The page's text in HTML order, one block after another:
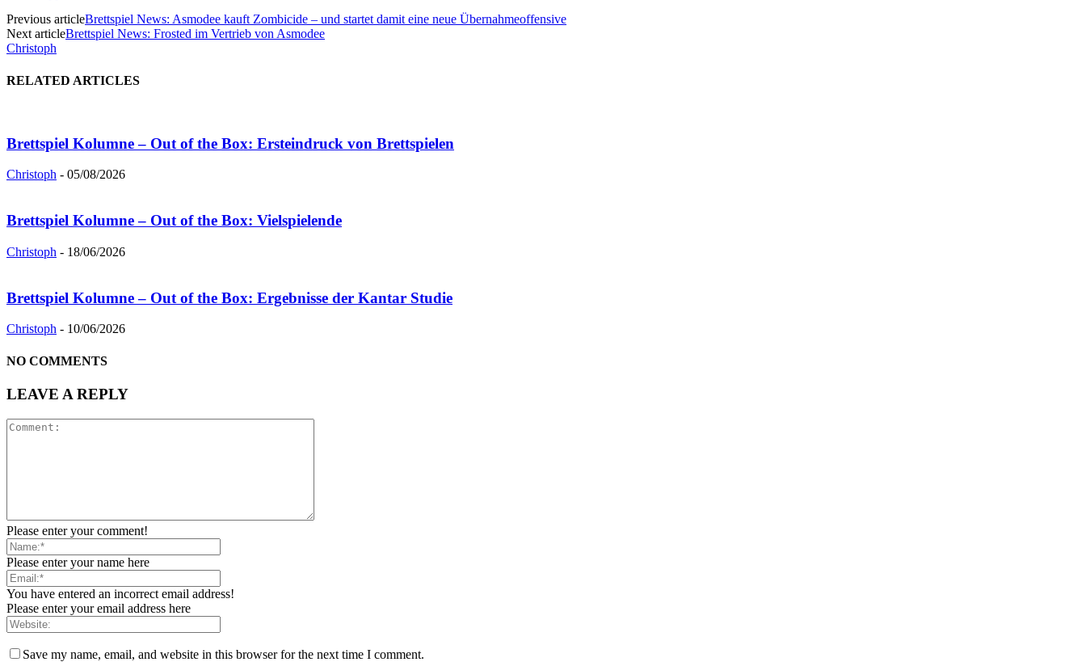
Previous articleBrettspiel News: Asmodee kauft Zombicide – und startet damit eine neue Übernahmeoffensive
Next articleBrettspiel News: Frosted im Vertrieb von Asmodee
Christoph
RELATED ARTICLES
Brettspiel Kolumne – Out of the Box: Ersteindruck von Brettspielen
Christoph - 05/08/2026
Brettspiel Kolumne – Out of the Box: Vielspielende
Christoph - 18/06/2026
Brettspiel Kolumne – Out of the Box: Ergebnisse der Kantar Studie
Christoph - 10/06/2026
NO COMMENTS
LEAVE A REPLY
Please enter your comment!
Please enter your name here
You have entered an incorrect email address!
Please enter your email address here
Save my name, email, and website in this browser for the next time I comment.